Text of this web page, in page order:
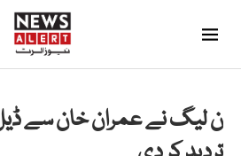
ن لیگ نے عمران خان سے